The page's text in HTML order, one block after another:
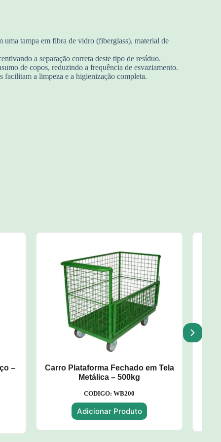
tampa em fibra de vidro (fiberglass), material de
a separação correta deste tipo de resíduo.
de copos, reduzindo a frequência de esvaziamento.
facilitam a limpeza e a higienização completa.
Tela
Carro Plataforma c/ Assoalho
Metálico - 500kg
CODIGO: WP137
Adicionar
Produto